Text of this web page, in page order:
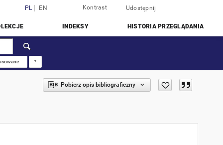
PL EN Kontrast Udostępnij
INDEKSY HISTORIA PRZEGLĄDANIA
?
Pobierz opis bibliograficzny